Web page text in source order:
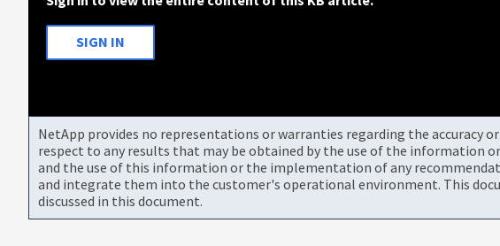
SIGN IN
NetApp provides no representations or warranties regarding the
respect to any results that may be obtained by the use of the information
and the use of this information or the implementation of any
and integrate them into the customer's operational environment. This
discussed in this document.